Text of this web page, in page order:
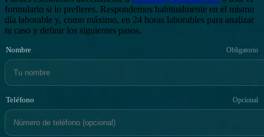
formulario si lo prefieres. Respondemos habitualmente en el mismo
día laborable y, como máximo, en 24 horas laborables para analizar
tu caso y definir los siguientes pasos.
Nombre Obligatorio
Teléfono Opcional